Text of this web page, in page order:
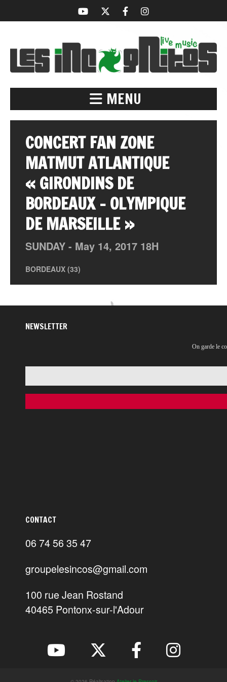
MENU
CONCERT FAN ZONE
MATMUT ATLANTIQUE
« GIRONDINS DE
BORDEAUX – OLYMPIQUE
DE MARSEILLE »
SUNDAY - May 14, 2017 18H
BORDEAUX (33)
NEWSLETTER
On garde le
CONTACT
06 74 56 35 47
groupelesincos@gmail.com
100 rue Jean Rostand
40465 Pontonx-sur-l'Adour